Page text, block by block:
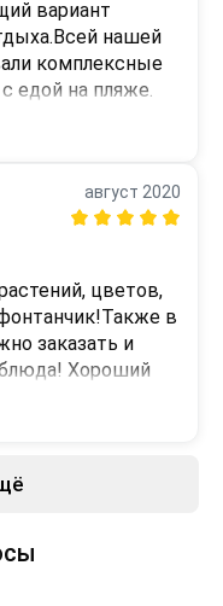
вариант
нашей
комплексные
едой на пляже.
было
август 2020
цветов,
в
заказать и
Хороший
день , нам
.Может приедем